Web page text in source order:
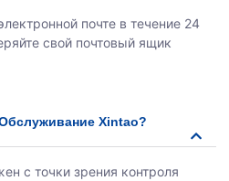
почте в течение 24
свой почтовый ящик
Xintao?
с точки зрения контроля